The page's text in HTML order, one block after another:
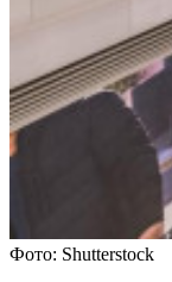
Фото: Shutterstock